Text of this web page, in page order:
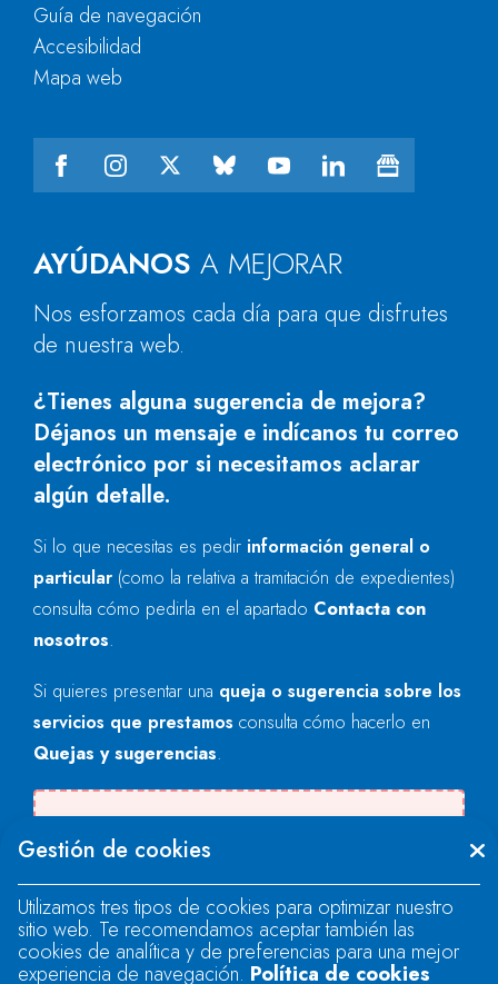
AYÚDANOS A MEJORAR
Nos esforzamos cada día para que disfrutes
de nuestra web.
¿Tienes alguna sugerencia de mejora?
Déjanos un mensaje e indícanos tu correo
electrónico por si necesitamos aclarar
algún detalle.
Si lo que necesitas es pedir información general o
particular (como la relativa a tramitación de expedientes)
consulta cómo pedirla en el apartado Contacta con
nosotros.
Si quieres presentar una queja o sugerencia sobre los
servicios que prestamos consulta cómo hacerlo en
Quejas y sugerencias.
"text".
Se produjo un error al cargar el campo
"text".
Guía de navegación
Accesibilidad
Mapa web
Gestión de cookies
Utilizamos tres tipos de cookies para optimizar nuestro
sitio web. Te recomendamos aceptar también las
cookies de analítica y de preferencias para una mejor
experiencia de navegación. Política de cookies